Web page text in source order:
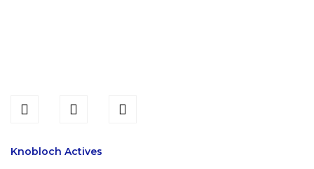
Knobloch Actives